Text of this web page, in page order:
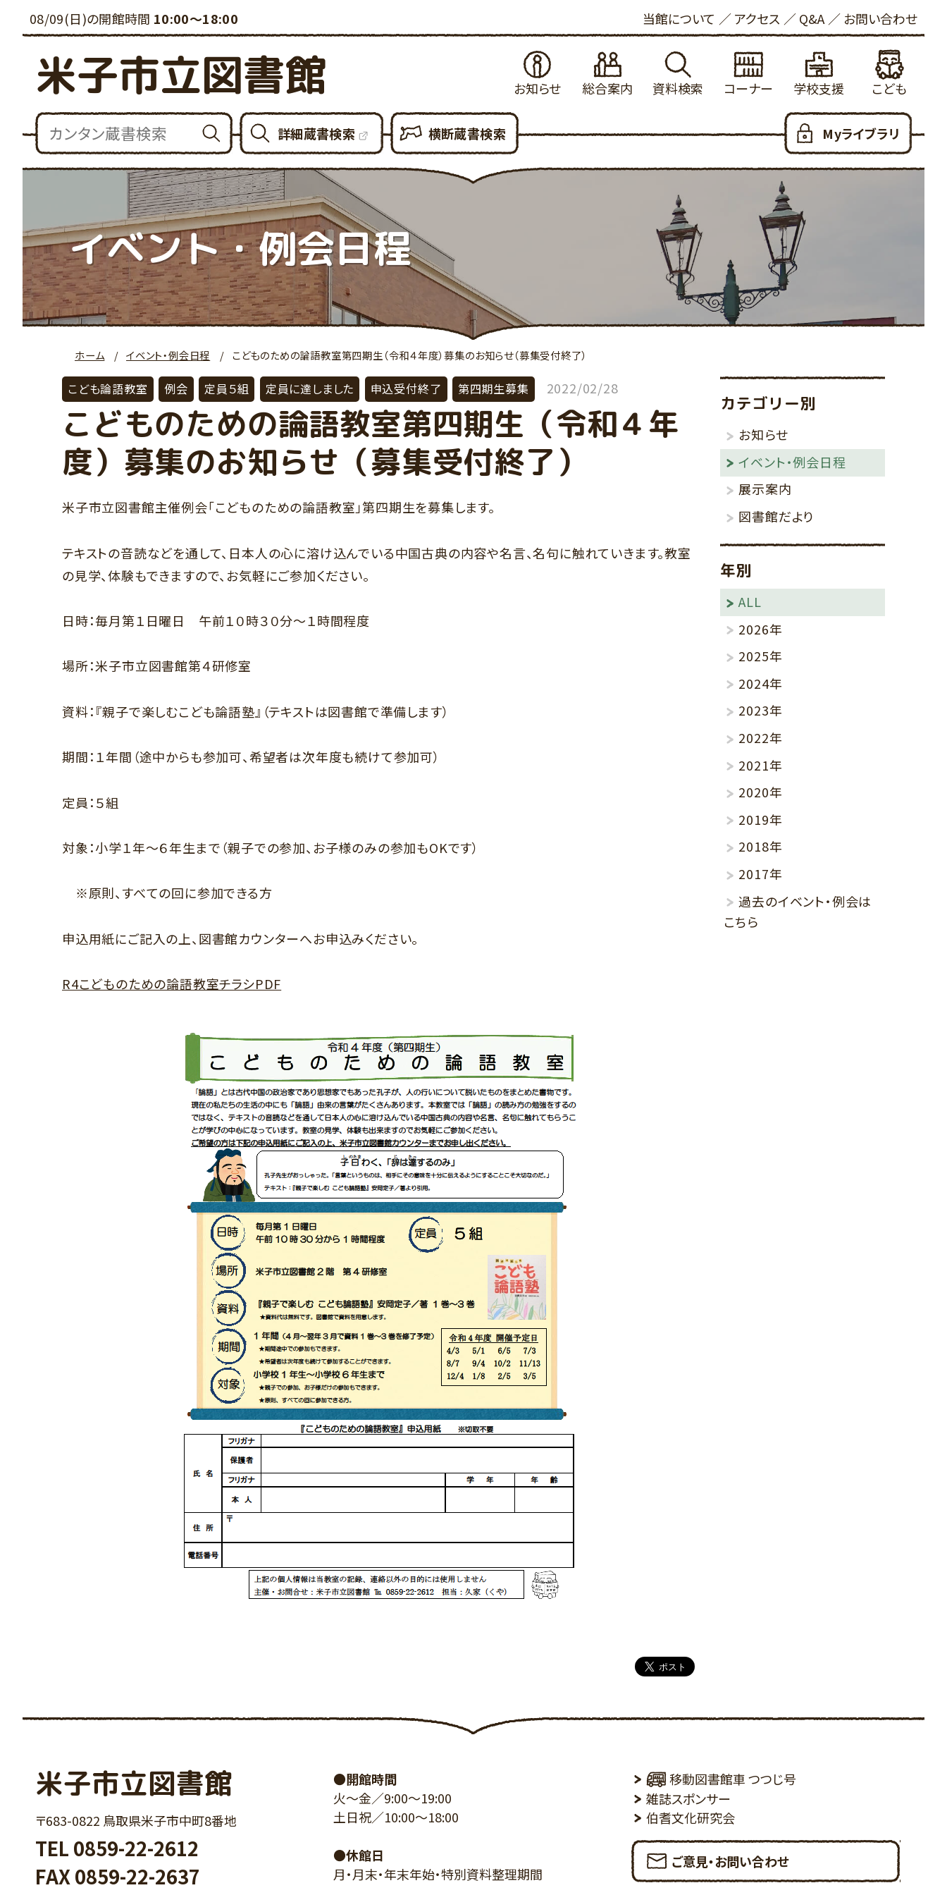
08/09(日)の開館時間 10:00～18:00 当館について アクセス Q&A お問い合わせ
米子市立図書館
お知らせ
お知らせ
イベント・例会
展示案内
総合案内
図書館設備について
図書館資料の複写について
各種申請書ダウンロード
資料検索
新着資料
貸出ランキング
予約ランキング
所蔵新聞・雑誌
大人のための100選
利用可能なデータベース
コーナー
ビジネス支援
新聞・雑誌
郷土・参考資料
YAコーナー
子育て支援
ハートフル
その他
学校支援
学校図書館支援について
冒険の書
大山の参考資料リスト
学校利用統計
ふるさと米子探検隊
こども
こどもおしらせ
本をさがす
としょかんのつかいかた
あたらしくはいった本
おはなし会
児童100選
だっこでえほん
こどもリンク集
りんごの棚
詳細蔵書検索 横断蔵書検索 Myライブラリ
イベント・例会日程
ホーム イベント・例会日程 こどものための論語教室第四期生（令和４年度）募集のお知らせ（募集受付終了）
こども論語教室 例会 定員５組 定員に達しました 申込受付終了 第四期生募集 2022/02/28
こどものための論語教室第四期生（令和４年
度）募集のお知らせ（募集受付終了）
米子市立図書館主催例会「こどものための論語教室」第四期生を募集します。
テキストの音読などを通して、日本人の心に溶け込んでいる中国古典の内容や名言、名句に触れていきます。教室
の見学、体験もできますので、お気軽にご参加ください。
日時：毎月第１日曜日 午前１０時３０分～１時間程度
場所：米子市立図書館第４研修室
資料：『親子で楽しむこども論語塾』（テキストは図書館で準備します）
期間：１年間（途中からも参加可、希望者は次年度も続けて参加可）
定員：５組
対象：小学１年～６年生まで（親子での参加、お子様のみの参加もOKです）
※原則、すべての回に参加できる方
申込用紙にご記入の上、図書館カウンターへお申込みください。
R4こどものための論語教室チラシPDF
カテゴリー別
お知らせ
イベント・例会日程
展示案内
図書館だより
年別
ALL
2026年
2025年
2024年
2023年
2022年
2021年
2020年
2019年
2018年
2017年
過去のイベント・例会は
こちら
米子市立図書館
〒683-0822 鳥取県米子市中町8番地
TEL 0859-22-2612
FAX 0859-22-2637
●開館時間
火～金／9:00～19:00
土日祝／10:00～18:00
●休館日
月・月末・年末年始・特別資料整理期間
移動図書館車 つつじ号
雑誌スポンサー
伯耆文化研究会
ご意見・お問い合わせ